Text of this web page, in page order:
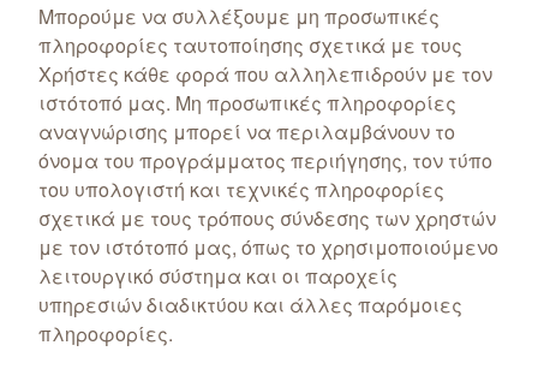
Μπορούμε να συλλέξουμε μη προσωπικές
πληροφορίες ταυτοποίησης σχετικά με τους
Χρήστες κάθε φορά που αλληλεπιδρούν με τον
ιστότοπό μας. Μη προσωπικές πληροφορίες
αναγνώρισης μπορεί να περιλαμβάνουν το
όνομα του προγράμματος περιήγησης, τον τύπο
του υπολογιστή και τεχνικές πληροφορίες
σχετικά με τους τρόπους σύνδεσης των χρηστών
με τον ιστότοπό μας, όπως το χρησιμοποιούμενο
λειτουργικό σύστημα και οι παροχείς
υπηρεσιών διαδικτύου και άλλες παρόμοιες
πληροφορίες.